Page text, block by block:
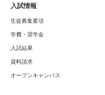
入試情報
生徒募集要項
学費・奨学金
入試結果
資料請求
オープンキャンパス